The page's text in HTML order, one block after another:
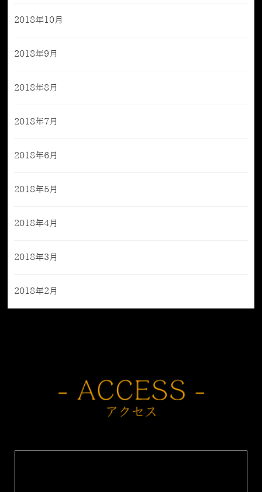
2018年10月
2018年9月
2018年8月
2018年7月
2018年6月
2018年5月
2018年4月
2018年3月
2018年2月